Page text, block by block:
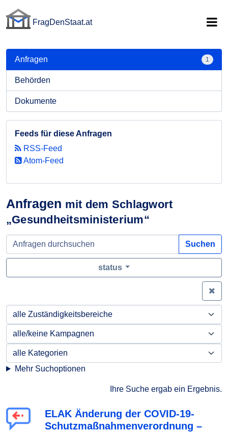
FragDenStaat.at
Anfragen mit dem Schlagwort
„Gesundheitsministerium“
Suchen
status
Mehr Suchoptionen
Ihre Suche ergab ein Ergebnis.
ELAK Änderung der COVID-19-
Schutzmaßnahmenverordnung –
Anfragen 1
Behörden
Dokumente
Feeds für diese Anfragen
RSS-Feed
Atom-Feed